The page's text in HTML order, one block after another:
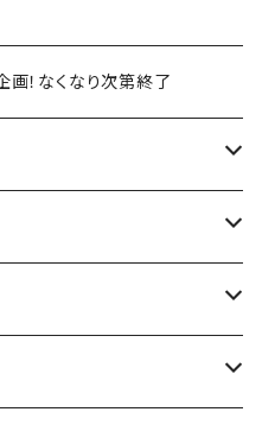
画！なくなり次第終了